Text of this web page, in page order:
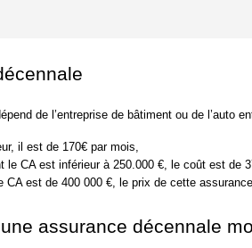
de l’entreprise de bâtiment ou de l’auto
il est de 170€ par mois,
le CA est inférieur à 250.000 €, le coût est de
CA est de 400 000 €, le prix de cette
assurance décennale